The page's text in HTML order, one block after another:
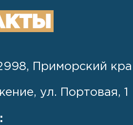
Приморский
ул. Портовая, 1